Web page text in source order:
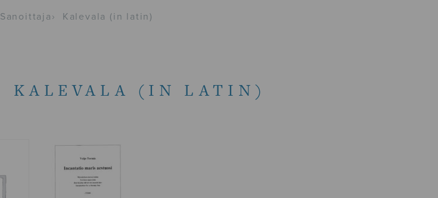
Sanoittaja › Kalevala (in latin)
KALEVALA (IN LATIN)